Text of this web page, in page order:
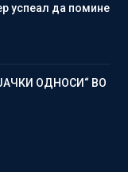
успеал да помине
ОДНОСИ“ ВО